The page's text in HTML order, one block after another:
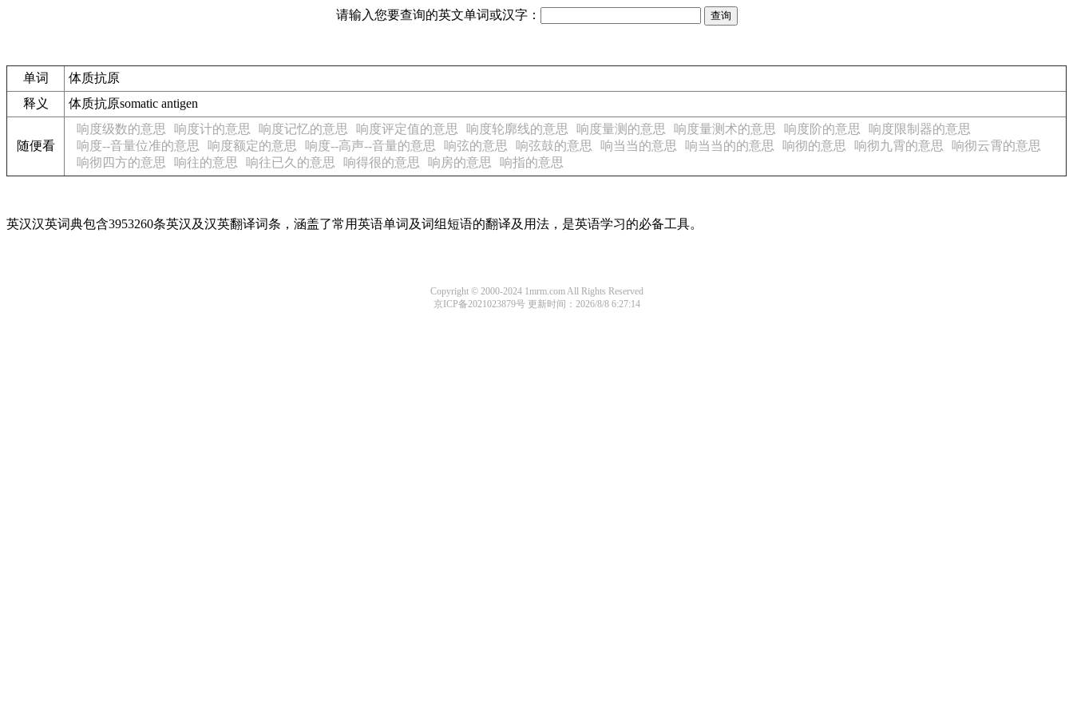
请输入您要查询的英文单词或汉字：
单词
体质抗原
释义
体质抗原somatic antigen
随便看
响度级数的意思 响度计的意思 响度记忆的意思 响度评定值的意思 响度轮廓线的意思 响度量测的意思 响度量测术的意思 响度阶的意思
响度限制器的意思
响度--音量位准的意思
响度额定的意思 响度--高声--音量的意思 响弦的意思 响弦鼓的意思 响当当的意思 响当当的的意思 响彻的意思 响彻九霄的意思
响彻云霄的意思
响彻四方的意思
响往的意思 响往已久的意思 响得很的意思 响房的意思 响指的意思
英汉汉英词典包含3953260条英汉及汉英翻译词条，涵盖了常用英语单词及词组短语的翻译及用法，是英语学习的必备工具。
Copyright © 2000-2024 1mrm.com All Rights Reserved
京ICP备2021023879号 更新时间：2026/8/8 6:27:14